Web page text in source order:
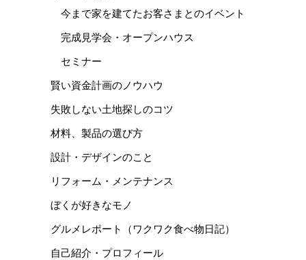
今まで家を建てたお客さまとのイベント
完成見学会・オープンハウス
セミナー
賢い資金計画のノウハウ
失敗しない土地探しのコツ
材料、製品の選び方
設計・デザインのこと
リフォーム・メンテナンス
ぼくが好きなモノ
グルメレポート（ワクワク食べ物日記）
自己紹介・プロフィール